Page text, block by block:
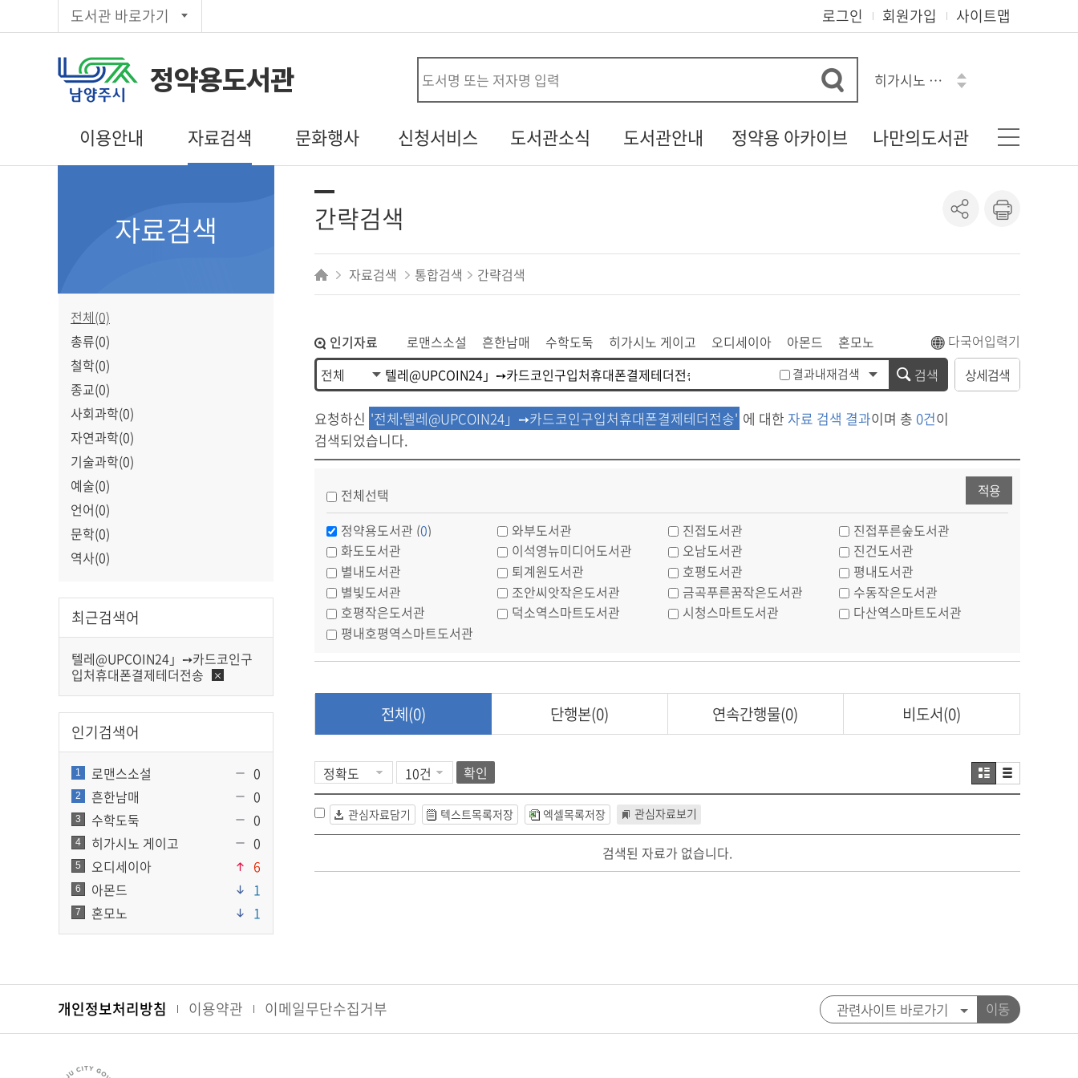
도서관 바로가기 로그인 회원가입 사이트맵
정약용도서관
히가시노 게이고
혼모노
로맨스소설
이용안내
대출/반납/예약
자료검색
신착자료목록
문화행사
문화행사 신청
독서동아리
신청서비스
두루두루 서비스
내생애첫도서관
책바다
도서관견학신청
도서관소식
기증도서알림
도서관안내
자료현황
정약용 아카이브
정약용 선생 관련 자료
나만의도서관
나의신청정보
상호대차조회
도서추천서비스
책이음회원전환
자료검색
전체(0)
총류(0)
철학(0)
종교(0)
사회과학(0)
자연과학(0)
기술과학(0)
예술(0)
언어(0)
문학(0)
역사(0)
최근검색어
텔레@UPCOIN24」➙카드코인구
입처휴대폰결제테더전송
인기검색어
1 로맨스소설 0
2 흔한남매 0
3 수학도둑 0
4 히가시노 게이고 0
5 오디세이아 6
6 아몬드 1
7 혼모노 1
간략검색
자료검색 통합검색 간략검색
인기자료 로맨스소설 흔한남매 수학도둑 히가시노 게이고 오디세이아 아몬드
혼모노
상세검색
검색
결과내재검색
다국어입력기
요청하신 '전체:텔레@UPCOIN24」➙카드코인구입처휴대폰결제테더전송' 에 대한 자료 검색 결과이며 총 0건이
검색되었습니다.
전체선택
정약용도서관 (0) 와부도서관 진접도서관
진접푸른숲도서관
화도도서관
이석영뉴미디어도서관 오남도서관
진건도서관
별내도서관
퇴계원도서관 호평도서관
평내도서관
별빛도서관
조안씨앗작은도서관 금곡푸른꿈작은도서관
수동작은도서관
호평작은도서관
덕소역스마트도서관 시청스마트도서관
다산역스마트도서관
평내호평역스마트도서관
적용
전체(0) 단행본(0) 연속간행물(0) 비도서(0)
확인
관심자료담기 텍스트목록저장 엑셀목록저장 관심자료보기
검색된 자료가 없습니다.
개인정보처리방침 이용약관 이메일무단수집거부 이동